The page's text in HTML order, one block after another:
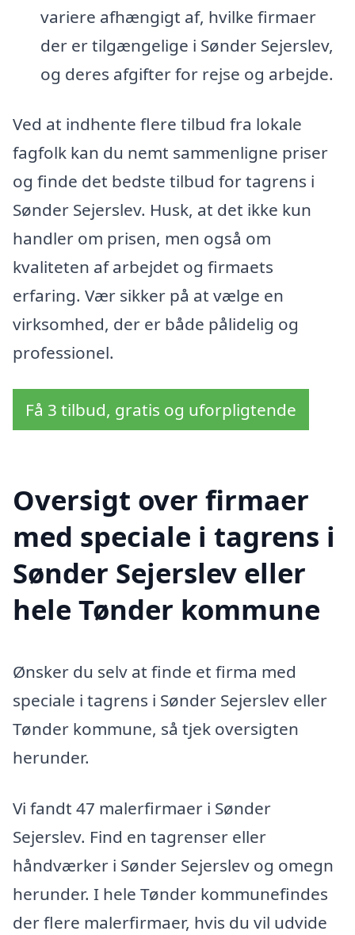
variere afhængigt af, hvilke firmaer
der er tilgængelige i Sønder Sejerslev,
og deres afgifter for rejse og arbejde.
Ved at indhente flere tilbud fra lokale
fagfolk kan du nemt sammenligne priser
og finde det bedste tilbud for tagrens i
Sønder Sejerslev. Husk, at det ikke kun
handler om prisen, men også om
kvaliteten af arbejdet og firmaets
erfaring. Vær sikker på at vælge en
virksomhed, der er både pålidelig og
professionel.
Få 3 tilbud, gratis og uforpligtende
Oversigt over firmaer
med speciale i tagrens i
Sønder Sejerslev eller
hele Tønder kommune
Ønsker du selv at finde et firma med
speciale i tagrens i Sønder Sejerslev eller
Tønder kommune, så tjek oversigten
herunder.
Vi fandt 47 malerfirmaer i Sønder
Sejerslev. Find en tagrenser eller
håndværker i Sønder Sejerslev og omegn
herunder. I hele Tønder kommunefindes
der flere malerfirmaer, hvis du vil udvide